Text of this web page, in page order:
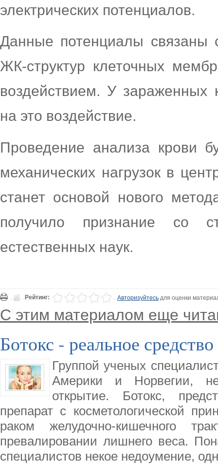
электрических потенциалов.
Данные потенциалы связаны
ЖК-структур клеточных
воздействием. У зараженных
на это воздействие.
Проведение анализа крови
механических нагрузок в
станет основой нового
получило признание со
естественных наук.
Рейтинг: Авторизуйтесьдля оценки
С этим материалом еще
Ботокс - реальное
Группой ученых
Америки и Норвегии,
открытие. Ботокс,
препарат с косметологической
раком желудочно-кишечного
превалировании лишнего веса.
специалистов некое недоумение,